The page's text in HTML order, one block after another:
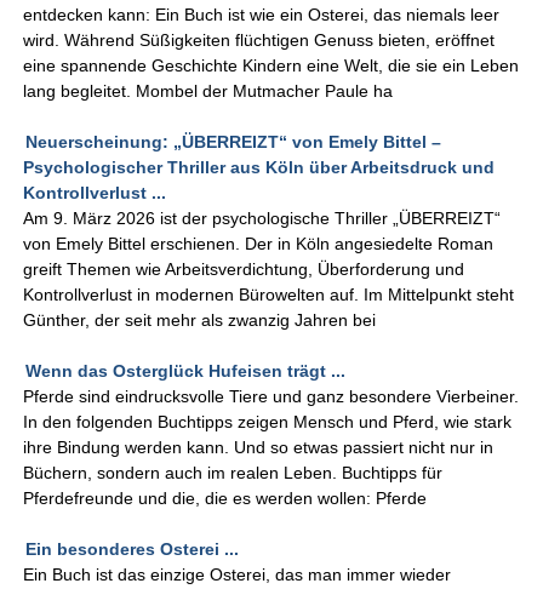
entdecken kann: Ein Buch ist wie ein Osterei, das niemals leer
wird. Während Süßigkeiten flüchtigen Genuss bieten, eröffnet
eine spannende Geschichte Kindern eine Welt, die sie ein Leben
lang begleitet. Mombel der Mutmacher Paule ha
Neuerscheinung: „ÜBERREIZT“ von Emely Bittel –
Psychologischer Thriller aus Köln über Arbeitsdruck und
Kontrollverlust ...
Am 9. März 2026 ist der psychologische Thriller „ÜBERREIZT“
von Emely Bittel erschienen. Der in Köln angesiedelte Roman
greift Themen wie Arbeitsverdichtung, Überforderung und
Kontrollverlust in modernen Bürowelten auf. Im Mittelpunkt steht
Günther, der seit mehr als zwanzig Jahren bei
Wenn das Osterglück Hufeisen trägt ...
Pferde sind eindrucksvolle Tiere und ganz besondere Vierbeiner.
In den folgenden Buchtipps zeigen Mensch und Pferd, wie stark
ihre Bindung werden kann. Und so etwas passiert nicht nur in
Büchern, sondern auch im realen Leben. Buchtipps für
Pferdefreunde und die, die es werden wollen: Pferde
Ein besonderes Osterei ...
Ein Buch ist das einzige Osterei, das man immer wieder